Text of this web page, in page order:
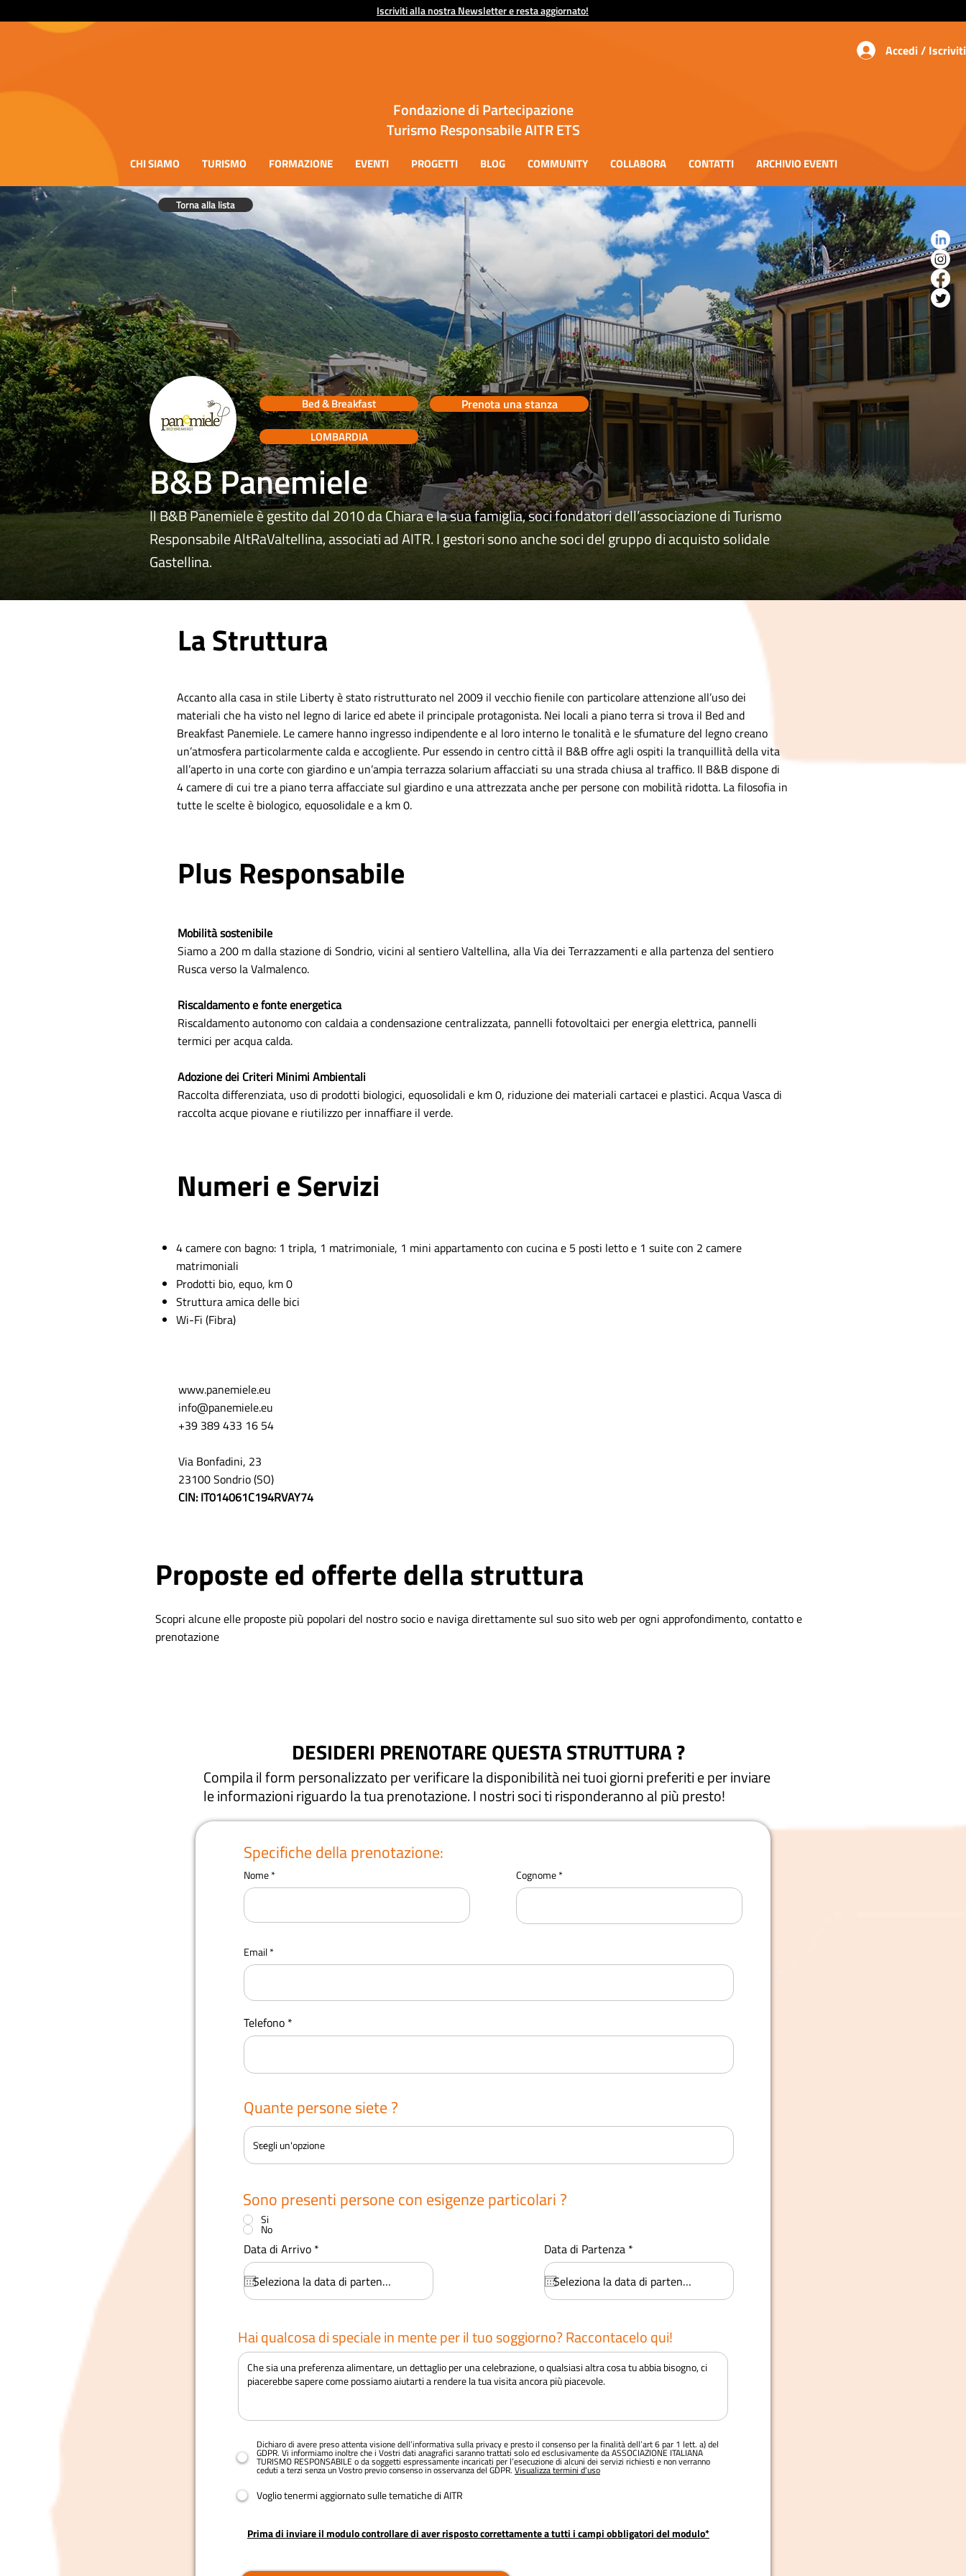
Iscriviti alla nostra Newsletter e resta aggiornato!
Accedi / Iscriviti
Fondazione di Partecipazione
Turismo Responsabile AITR ETS
CHI SIAMO TURISMO FORMAZIONE EVENTI PROGETTI BLOG COMMUNITY COLLABORA CONTATTI ARCHIVIO EVENTI
Torna alla lista
Prenota una stanza
B&B Panemiele
LOMBARDIA
Bed & Breakfast
Il B&B Panemiele è gestito dal 2010 da Chiara e la sua famiglia, soci fondatori dell’associazione di Turismo
Responsabile AltRaValtellina, associati ad AITR. I gestori sono anche soci del gruppo di acquisto solidale
Gastellina.
La Struttura
Accanto alla casa in stile Liberty è stato ristrutturato nel 2009 il vecchio fienile con particolare attenzione all’uso dei
materiali che ha visto nel legno di larice ed abete il principale protagonista. Nei locali a piano terra si trova il Bed and
Breakfast Panemiele. Le camere hanno ingresso indipendente e al loro interno le tonalità e le sfumature del legno creano
un’atmosfera particolarmente calda e accogliente. Pur essendo in centro città il B&B offre agli ospiti la tranquillità della vita
all’aperto in una corte con giardino e un’ampia terrazza solarium affacciati su una strada chiusa al traffico. Il B&B dispone di
4 camere di cui tre a piano terra affacciate sul giardino e una attrezzata anche per persone con mobilità ridotta. La filosofia in
tutte le scelte è biologico, equosolidale e a km 0.
Plus Responsabile
Mobilità sostenibile
Siamo a 200 m dalla stazione di Sondrio, vicini al sentiero Valtellina, alla Via dei Terrazzamenti e alla partenza del sentiero
Rusca verso la Valmalenco.
Riscaldamento e fonte energetica
Riscaldamento autonomo con caldaia a condensazione centralizzata, pannelli fotovoltaici per energia elettrica, pannelli
termici per acqua calda.
Adozione dei Criteri Minimi Ambientali
Raccolta differenziata, uso di prodotti biologici, equosolidali e km 0, riduzione dei materiali cartacei e plastici. Acqua Vasca di
raccolta acque piovane e riutilizzo per innaffiare il verde.
Numeri e Servizi
4 camere con bagno: 1 tripla, 1 matrimoniale, 1 mini appartamento con cucina e 5 posti letto e 1 suite con 2 camere
matrimoniali
Prodotti bio, equo, km 0
Struttura amica delle bici
Wi-Fi (Fibra)
www.panemiele.eu
info@panemiele.eu
+39 389 433 16 54
Via Bonfadini, 23
23100 Sondrio (SO)
CIN: IT014061C194RVAY74
Proposte ed offerte della struttura
Scopri alcune elle proposte più popolari del nostro socio e naviga direttamente sul suo sito web per ogni approfondimento, contatto e
prenotazione
DESIDERI PRENOTARE QUESTA STRUTTURA ?
Compila il form personalizzato per verificare la disponibilità nei tuoi giorni preferiti e per inviare
le informazioni riguardo la tua prenotazione.I nostri soci ti risponderanno al più presto!
Specifiche della prenotazione:
Nome Cognome
Email
Telefono
Quante persone siete ?
Sono presenti persone con esigenze particolari ?
Si
No
Data di Arrivo *
e
u
r
d
Data di Partenza *
e
u
r
d
Hai qualcosa di speciale in mente per il tuo soggiorno? Raccontacelo qui!
Dichiaro di avere preso attenta visione dell’informativa sulla privacy e presto il consenso per la finalità dell’art 6 par 1 lett. a) del
GDPR. Vi informiamo inoltre che i Vostri dati anagrafici saranno trattati solo ed esclusivamente da ASSOCIAZIONE ITALIANA
TURISMO RESPONSABILE o da soggetti espressamente incaricati per l’esecuzione di alcuni dei servizi richiesti e non verranno
ceduti a terzi senza un Vostro previo consenso in osservanza del GDPR. Visualizza termini d'uso
Voglio tenermi aggiornato sulle tematiche di AITR
Prima di inviare il modulo controllare di aver risposto correttamente a tutti i campi obbligatori del modulo*